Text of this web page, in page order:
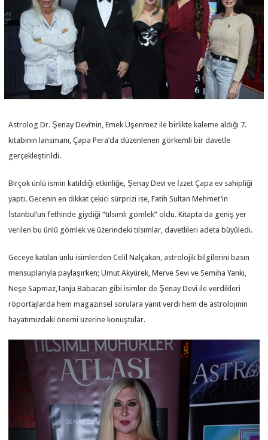
Astrolog Dr. Şenay Devi’nin, Emek Üşenmez ile birlikte kaleme aldığı 7.
kitabının lansmanı, Çapa Pera’da düzenlenen görkemli bir davetle
gerçekleştirildi.
Birçok ünlü ismin katıldığı etkinliğe, Şenay Devi ve İzzet Çapa ev sahipliği
yaptı. Gecenin en dikkat çekici sürprizi ise, Fatih Sultan Mehmet’in
İstanbul’un fethinde giydiği “tılsımlı gömlek” oldu. Kitapta da geniş yer
verilen bu ünlü gömlek ve üzerindeki tılsımlar, davetlileri adeta büyüledi.
Geceye katılan ünlü isimlerden Celil Nalçakan, astrolojik bilgilerini basın
mensuplarıyla paylaşırken; Umut Akyürek, Merve Sevi ve Semiha Yankı,
Neşe Sapmaz,Tanju Babacan gibi isimler de Şenay Devi ile verdikleri
röportajlarda hem magazinsel sorulara yanıt verdi hem de astrolojinin
hayatımızdaki önemi üzerine konuştular.